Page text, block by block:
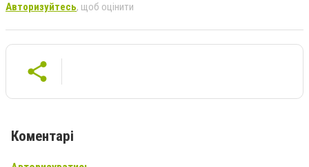
Авторизуйтесь, щоб оцінити
Коментарі